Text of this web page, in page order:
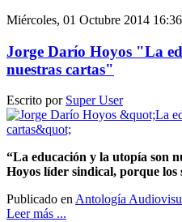
Miércoles, 01 Octubre 2014 16:36
Jorge Darío Hoyos "La
nuestras cartas"
Escrito por Super User
“La educación y la utopía son
Hoyos líder sindical, porque los
Publicado enAntología
Leer más ...